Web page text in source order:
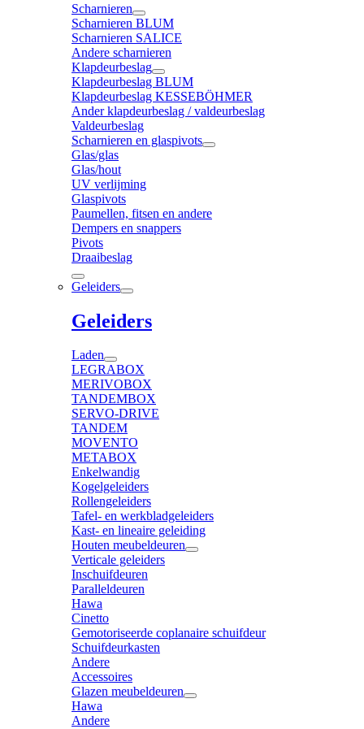
Scharnieren
Scharnieren BLUM
Scharnieren SALICE
Andere scharnieren
Klapdeurbeslag
Klapdeurbeslag BLUM
Klapdeurbeslag KESSEBÖHMER
Ander klapdeurbeslag / valdeurbeslag
Valdeurbeslag
Scharnieren en glaspivots
Glas/glas
Glas/hout
UV verlijming
Glaspivots
Paumellen, fitsen en andere
Dempers en snappers
Pivots
Draaibeslag
Geleiders
Geleiders
Laden
LEGRABOX
MERIVOBOX
TANDEMBOX
SERVO-DRIVE
TANDEM
MOVENTO
METABOX
Enkelwandig
Kogelgeleiders
Rollengeleiders
Tafel- en werkbladgeleiders
Kast- en lineaire geleiding
Houten meubeldeuren
Verticale geleiders
Inschuifdeuren
Paralleldeuren
Hawa
Cinetto
Gemotoriseerde coplanaire schuifdeur
Schuifdeurkasten
Andere
Accessoires
Glazen meubeldeuren
Hawa
Andere